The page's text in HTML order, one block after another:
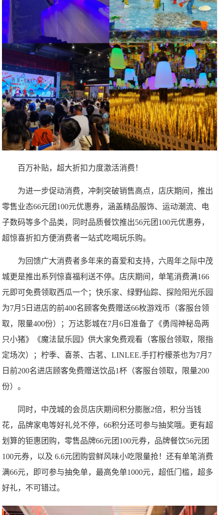
百万补贴，超大折扣力度激活消费！
为进一步促动消费，冲刺突破销售高点，店庆期间，推出
零售业态66元团100元优惠券，涵盖精品服饰、运动潮流、电
子数码等多个品类，同时品质餐饮推出56元团100元优惠券，
超惊喜折扣方便消费者一站式吃喝玩乐购。
为回馈广大消费者多年来的喜爱和支持，六周年之际中茂
城更是推出系列惊喜福利送不停。店庆期间，单笔消费满166
元即可免费领取西瓜一个；快乐家、绿野仙踪、探险阳光乐园
为7月5日进店的前400名顾客免费赠送66枚游戏币（客服台领
取，限量400份）；万达影城在7月6日准备了《勇闯神秘岛两
只小猪》《魔法鼠乐园》供大家免费观看（客服台领取，限指
定场次）；柠季、喜茶、古茗、LINLEE.手打柠檬茶也为7月7
日前200名进店顾客免费赠送饮品1杯（客服台领取，限量200
份）。
同时，中茂城的会员店庆期间积分膨胀2倍，积分当钱
花，品牌家电等好礼兑不停，66积分还可参与抽奖哦。更有超
划算的钜惠团购，零售品牌66元团100元券，品牌餐饮56元团
100元券，以及 6.6元团购尝鲜风味小吃限量抢！还有单笔消费
满66元，即可参与抽免单，最高免单1000元，超低门槛，超多
好礼，不可错过。